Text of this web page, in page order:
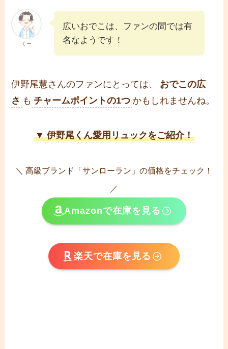
くー
広いおでこは、ファンの間では有
名なようです！
伊野尾慧さんのファンにとっては、
おでこの広
さ も チャームポイントの1つ かもしれませんね。
▼伊野尾くん愛用リュックをご紹介！
＼ 高級ブランド「サンローラン」の価格をチェック！
／
Amazonで在庫を見る
楽天で在庫を見る